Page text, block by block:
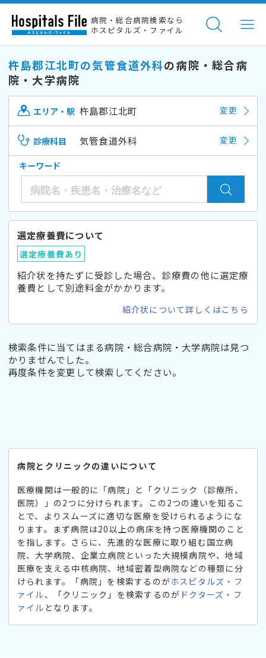
病院・総合病院検索なら
ホスピタルズ・ファイル
杵島郡江北町の気管食道外科の病院・総合病
院・大学病院
エリア・駅 杵島郡江北町 変更
診療科目 気管食道外科 変更
キーワード
選定療養費について
選定療養費あり
紹介状を持たずに受診した場合、診療費の他に選定療
養費として別途料金がかかります。
紹介状について詳しくはこちら
検索条件に当てはまる病院・総合病院・大学病院は見つ
かりませんでした。
再度条件を変更して検索してください。
病院とクリニックの違いについて
医療機関は一般的に「病院」と「クリニック（診療所、
医院）」の2つに分けられます。この2つの違いを知るこ
とで、よりスムーズに適切な医療を受けられるようにな
ります。まず病院は20以上の病床を持つ医療機関のこと
を指します。さらに、先進的な医療に取り組む国立病
院、大学病院、企業立病院といった大規模病院や、地域
医療を支える中核病院、地域密着型病院などの種類に分
けられます。「病院」を検索するのがホスピタルズ・フ
ァイル、「クリニック」を検索するのが ドクターズ・フ
ァイル となります。